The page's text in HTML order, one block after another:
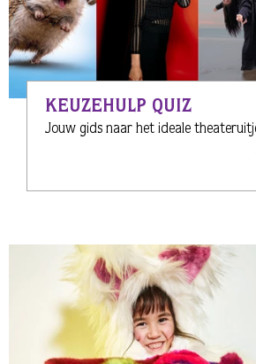
KEUZEHULP QUIZ
Jouw gids naar het ideale